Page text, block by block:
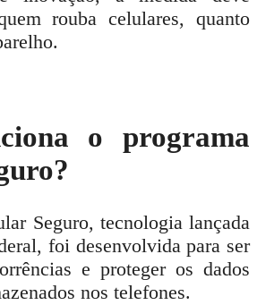
rouba celulares, quanto
o programa
Seguro, tecnologia lançada
foi desenvolvida para ser
e proteger os dados
nos telefones.